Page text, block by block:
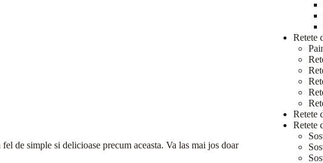
de simple si delicioase precum aceasta. Va las mai jos doar
Retete
Retete
Retete